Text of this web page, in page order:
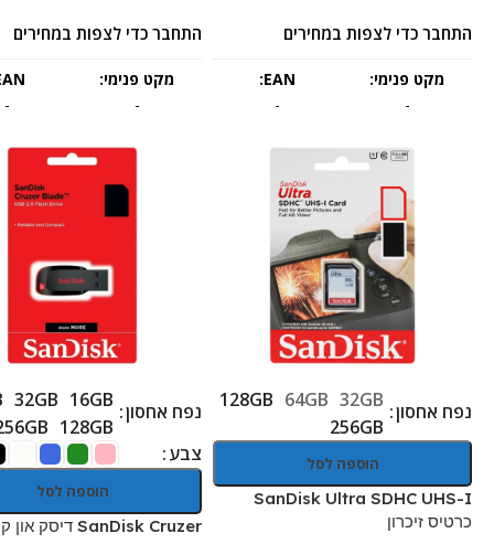
התחבר כדי לצפות במחירים
מקט פנימי:
-
EAN:
-
התחבר כדי לצפות במחירים
מקט פנימי:
-
-
נפח אחסון
32GB
64GB
128GB
256GB
הוספה לסל
SanDisk Ultra SDHC UHS-I
כרטיס זיכרון
נפח אחסון
16GB
32GB
128GB
צבע
הוספה לסל
SanDisk Cruzer דיסק און קי